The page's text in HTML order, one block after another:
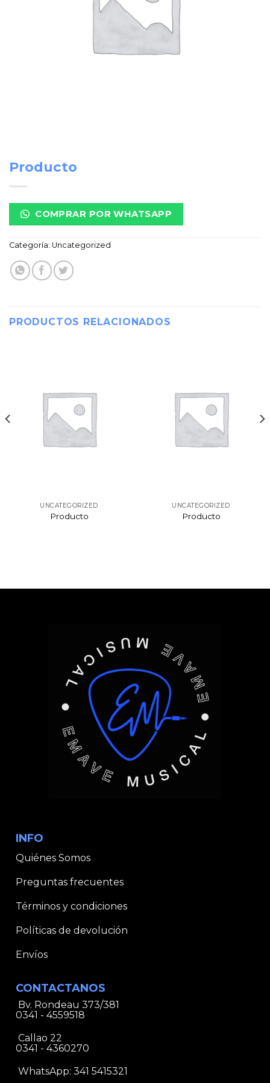
Producto
COMPRAR POR WHATSAPP
Categoría: Uncategorized
PRODUCTOS RELACIONADOS
UNCATEGORIZED
Producto
UNCATEGORIZED
Producto
INFO
Quiénes Somos
Preguntas frecuentes
Términos y condiciones
Políticas de devolución
Envíos
CONTACTANOS
Bv. Rondeau 373/381
0341 - 4559518
Callao 22
0341 - 4360270
WhatsApp: 341 5415321